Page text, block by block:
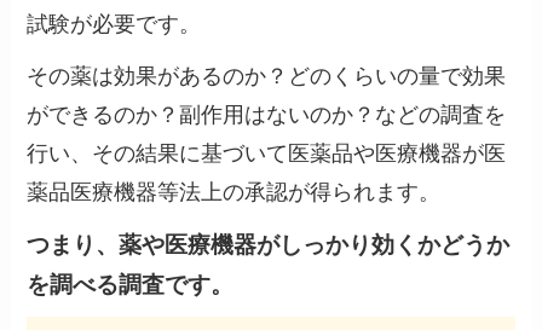
試験が必要です。
その薬は効果があるのか？どのくらいの量で効果
ができるのか？副作用はないのか？などの調査を
行い、その結果に基づいて医薬品や医療機器が医
薬品医療機器等法上の承認が得られます。
つまり、薬や医療機器がしっかり効くかどうか
を調べる調査です。